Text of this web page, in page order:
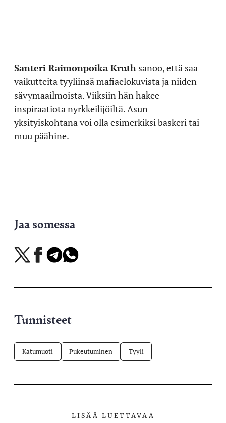
Santeri Raimonpoika Kruth sanoo, että saa
vaikutteita tyyliinsä mafiaelokuvista ja niiden
sävymaailmoista. Viiksiin hän hakee
inspiraatiota nyrkkeilijöiltä. Asun
yksityiskohtana voi olla esimerkiksi baskeri tai
muu päähine.
Jaa somessa
Jaa
X-
Jaa
Facebookissa
Jaa
Telegramissa
Jaa
WhatsAppissa
Tunnisteet
Katumuoti Pukeutuminen Tyyli
LISÄÄ LUETTAVAA